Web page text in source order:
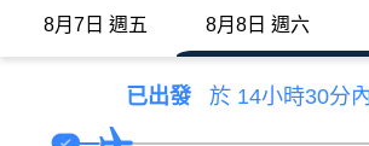
8月7日 週五 8月8日 週六
已出發 於 14小時30分